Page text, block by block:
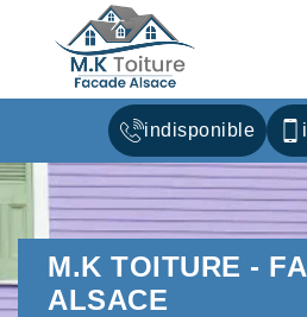
indisponible
M.K TOITURE -
ALSACE